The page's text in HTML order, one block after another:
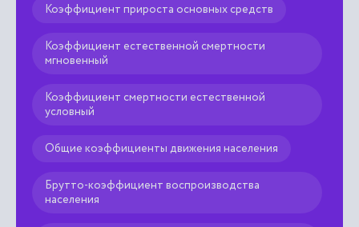
Коэффициент прироста основных средств
Коэффициент естественной смертности
мгновенный
Коэффициент смертности естественной
условный
Общие коэффициенты движения населения
Брутто-коэффициент воспроизводства
населения